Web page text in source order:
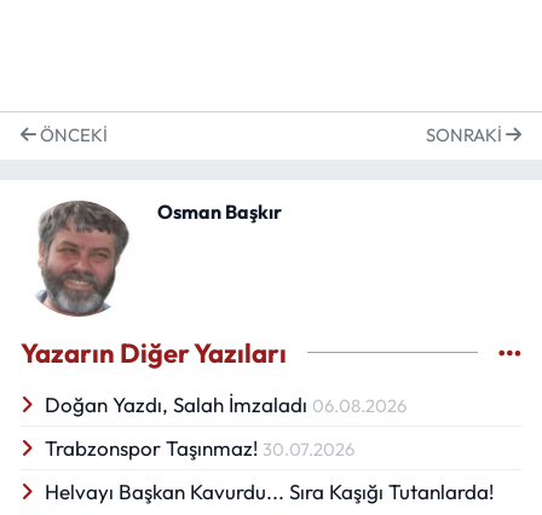
ÖNCEKI SONRAKI
Osman Başkır
Yazarın Diğer Yazıları
Doğan Yazdı, Salah İmzaladı 06.08.2026
Trabzonspor Taşınmaz! 30.07.2026
Helvayı Başkan Kavurdu... Sıra Kaşığı Tutanlarda!